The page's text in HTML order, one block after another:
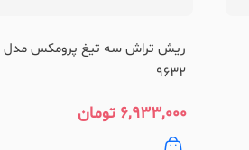
ریش تراش سه تیغ پرومکس مدل
9632
۶,۹۳۳,۰۰۰ تومان